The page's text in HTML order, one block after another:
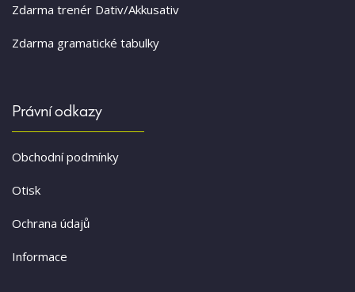
Zdarma trenér Dativ/Akkusativ
Zdarma gramatické tabulky
Právní odkazy
Obchodní podmínky
Otisk
Ochrana údajů
Informace